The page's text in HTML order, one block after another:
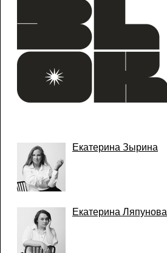
Екатерина Зырина
Екатерина Ляпунова